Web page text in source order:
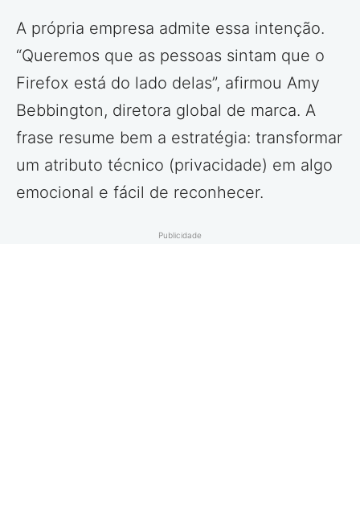
A própria empresa admite essa intenção.
“Queremos que as pessoas sintam que o
Firefox está do lado delas”, afirmou Amy
Bebbington, diretora global de marca. A
frase resume bem a estratégia: transformar
um atributo técnico (privacidade) em algo
emocional e fácil de reconhecer.
Publicidade